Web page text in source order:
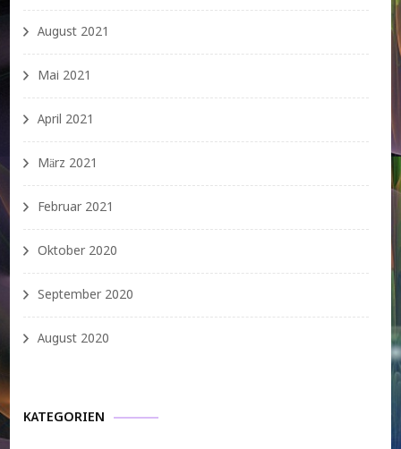
August 2021
Mai 2021
April 2021
März 2021
Februar 2021
Oktober 2020
September 2020
August 2020
KATEGORIEN